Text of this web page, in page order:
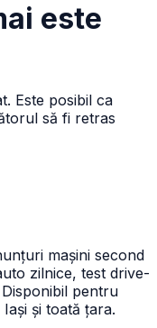
este
Este posibil ca
să fi retras
mașini second
zilnice, test drive-
pentru
și toată țara.